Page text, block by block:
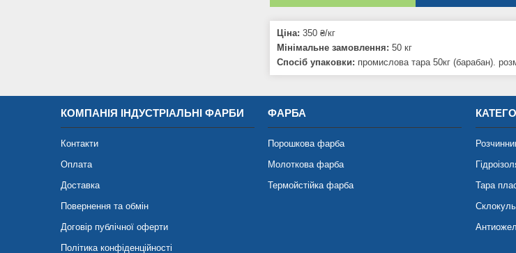
Ціна: 350 ₴/кг
Мінімальне замовлення: 50 кг
Спосіб упаковки: промислова тара 50кг (барабан).
КОМПАНІЯ ІНДУСТРІАЛЬНІ ФАРБИ
Контакти
Оплата
Доставка
Повернення та обмін
Договір публічної оферти
Політика конфіденційності
ФАРБА
Порошкова фарба
Молоткова фарба
Термойстійка фарба
Тара